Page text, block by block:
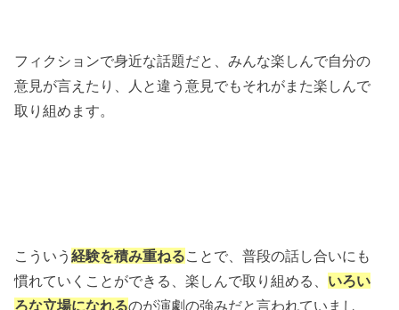
フィクションで身近な話題だと、みんな楽しんで自分の
意見が言えたり、人と違う意見でもそれがまた楽しんで
取り組めます。
こういう経験を積み重ねることで、普段の話し合いにも
慣れていくことができる、楽しんで取り組める、 いろい
ろな立場になれるのが演劇の強みだと言われていまし